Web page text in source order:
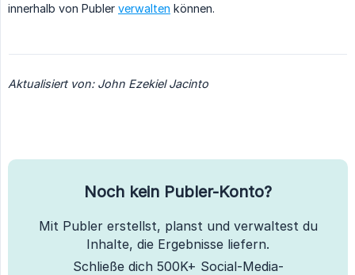
innerhalb von Publer verwalten können.
Aktualisiert von: John Ezekiel Jacinto
Noch kein Publer-Konto?
Mit Publer erstellst, planst und verwaltest du
Inhalte, die Ergebnisse liefern.
Schließe dich 500K+ Social-Media-